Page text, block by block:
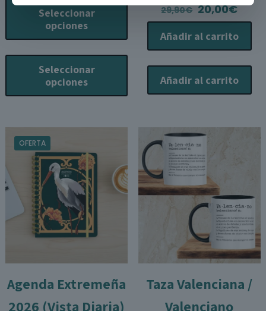
11,90€
hasta
22,00€
Seleccionar
opciones
Seleccionar
opciones
producto
múltiples
opciones
pueden
elegir
en
29,90€ El
precio
original
era:
29,90€.
20,00€El
es:
Añadir al carrito
Añadir al carrito
OFERTA
Agenda Extremeña
2026 (Vista Diaria)
Taza Valenciana /
Valenciano